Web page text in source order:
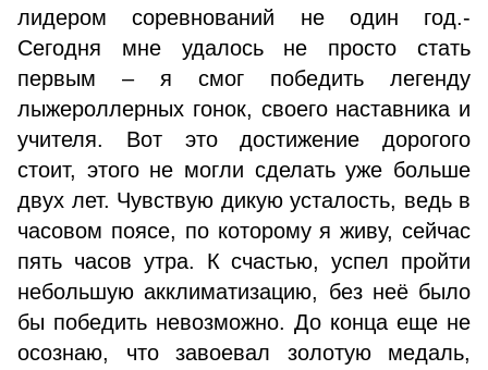
лидером соревнований не один год.-
Сегодня мне удалось не просто стать
первым – я смог победить легенду
лыжероллерных гонок, своего наставника и
учителя. Вот это достижение дорогого
стоит, этого не могли сделать уже больше
двух лет. Чувствую дикую усталость, ведь в
часовом поясе, по которому я живу, сейчас
пять часов утра. К счастью, успел пройти
небольшую акклиматизацию, без неё было
бы победить невозможно. До конца еще не
осознаю, что завоевал золотую медаль,